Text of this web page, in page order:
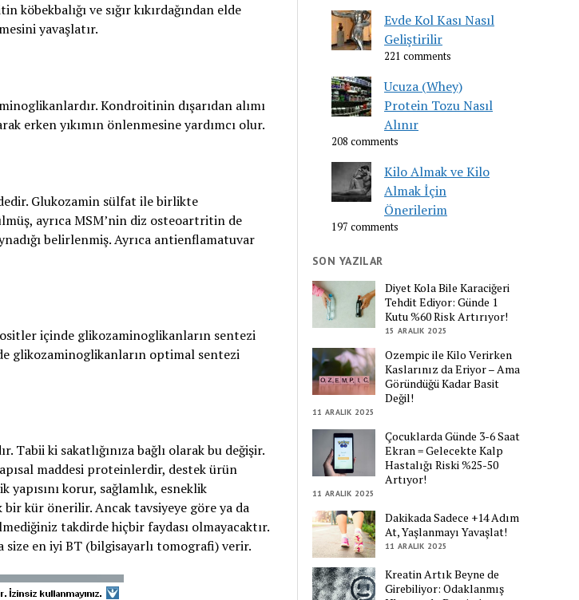
ve sığır kıkırdağından elde
yavaşlatır.
Kondroitinin dışarıdan alımı
erken yıkımın önlenmesine yardımcı olur.
Glukozamin sülfat ile birlikte
ayrıca MSM’nin diz osteoartritin de
belirlenmiş. Ayrıca antienflamatuvar
içinde glikozaminoglikanların sentezi
glikozaminoglikanların optimal sentezi
ki sakatlığınıza bağlı olarak bu değişir.
maddesi proteinlerdir, destek ürün
yapısını korur, sağlamlık, esneklik
bir kür önerilir. Ancak tavsiyeye göre ya da
takdirde hiçbir faydası olmayacaktır.
size en iyi BT (bilgisayarlı tomografi) verir.
Evde Kol Kası Nasıl
Geliştirilir
221 comments
Ucuza (Whey)
Protein Tozu Nasıl
Alınır
208 comments
Kilo Almak ve Kilo
Almak İçin
Önerilerim
197 comments
SON YAZILAR
Diyet Kola Bile Karaciğeri
Tehdit Ediyor: Günde 1
Kutu %60 Risk Artırıyor!
15 ARALIK 2025
Ozempic ile Kilo Verirken
Kaslarınız da Eriyor – Ama
Göründüğü Kadar Basit
Değil!
11 ARALIK 2025
Çocuklarda Günde 3-6 Saat
Ekran = Gelecekte Kalp
Hastalığı Riski %25-50
Artıyor!
11 ARALIK 2025
Dakikada Sadece +14 Adım
At, Yaşlanmayı Yavaşlat!
11 ARALIK 2025
Kreatin Artık Beyne de
Girebiliyor: Odaklanmış